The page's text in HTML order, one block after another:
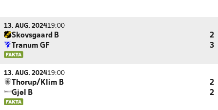
13. AUG. 202419:00
Skovsgaard B
2
Tranum GF
3
13. AUG. 202419:00
Thorup/Klim B
2
Gjøl B
2